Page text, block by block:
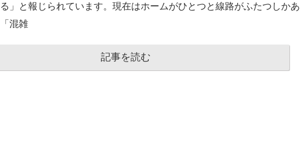
」と報じられています。現在はホームがひとつと線路がふたつしかあ
混雑
記事を読む